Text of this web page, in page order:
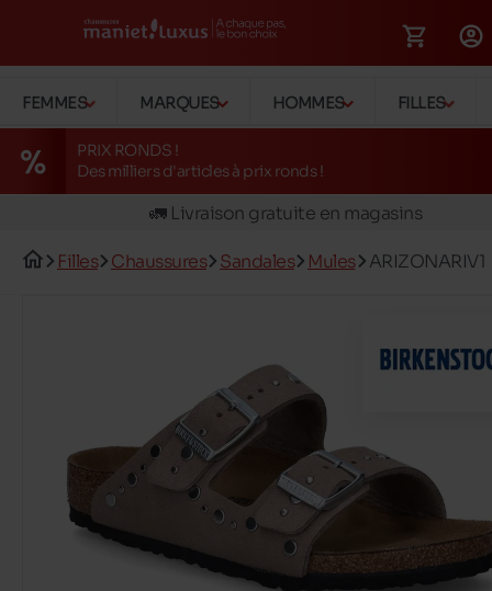
FEMMES MARQUES HOMMES FILLES
PRIX RONDS !
Des milliers d'articles à prix ronds !
🚛 Livraison gratuite en magasins
🏪 28 magasins en Belgique et au Luxembourg
🚛 Livraison gratuite en magasins
Filles Chaussures Sandales Mules ARIZONARIV1